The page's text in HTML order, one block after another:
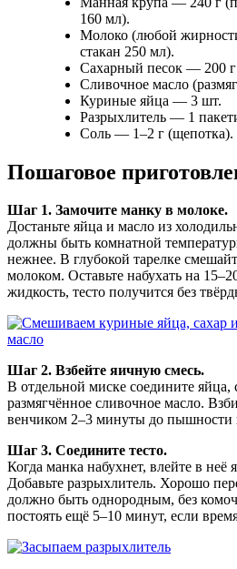
160 мл).
Молоко (любой
стакан 250 мл).
Сахарный песок — 200 г
Сливочное масло
Куриные яйца — 3 шт.
Разрыхлитель — 1
Соль — 1–2 г (щепотка).
Пошаговое
Шаг 1. Замочите манку в молоке.
Достаньте яйца и масло из
должны быть комнатной
нежнее. В глубокой тарелке
молоком. Оставьте набухать на
жидкость, тесто получится без
Шаг 2. Взбейте яичную смесь.
В отдельной миске соедините яйца,
размягчённое сливочное масло.
венчиком 2–3 минуты до пышности
Шаг 3. Соедините тесто.
Когда манка набухнет, влейте в неё
Добавьте разрыхлитель. Хорошо
должно быть однородным, без
постоять ещё 5–10 минут, если